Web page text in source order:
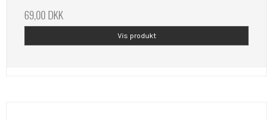
69,00 DKK
Vis produkt